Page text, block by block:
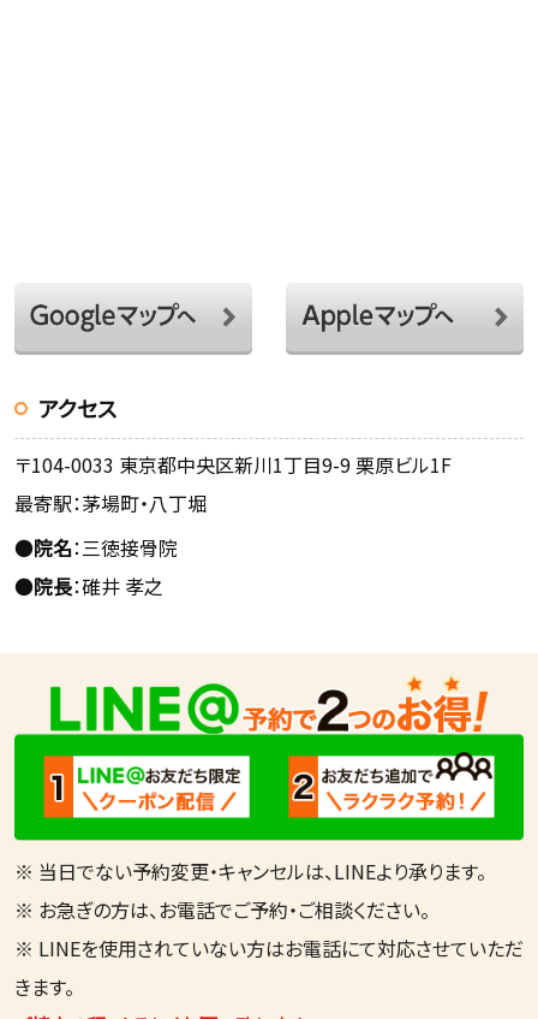
アクセス
〒104-0033 東京都中央区新川1丁目9-9 栗原ビル1F
最寄駅：茅場町・八丁堀
●院名：三徳接骨院
●院長：碓井 孝之
※ 当日でない予約変更・キャンセルは、LINEより承ります。
※ お急ぎの方は、お電話でご予約・ご相談ください。
※ LINEを使用されていない方はお電話にて対応させていただ
きます。